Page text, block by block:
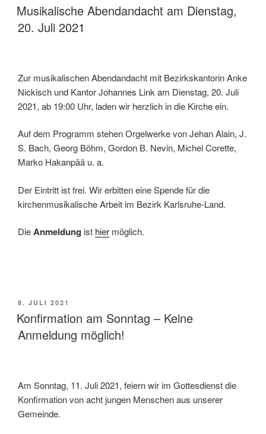
AM
Musikalische Abendandacht am Dienstag,
20. Juli 2021
Zur musikalischen Abendandacht mit Bezirkskantorin Anke
Nickisch und Kantor Johannes Link am Dienstag, 20. Juli
2021, ab 19:00 Uhr, laden wir herzlich in die Kirche ein.
Auf dem Programm stehen Orgelwerke von Jehan Alain, J.
S. Bach, Georg Böhm, Gordon B. Nevin, Michel Corette,
Marko Hakanpää u. a.
Der Eintritt ist frei. Wir erbitten eine Spende für die
kirchenmusikalische Arbeit im Bezirk Karlsruhe-Land.
DieAnmeldung ist hier möglich.
VERÖFFENTLICHT
AM
8. JULI 2021
Konfirmation am Sonntag – Keine
Anmeldung möglich!
Am Sonntag, 11. Juli 2021, feiern wir im Gottesdienst die
Konfirmation von acht jungen Menschen aus unserer
Gemeinde.